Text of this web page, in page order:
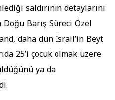
saldırının detaylarını
Barış Süreci Özel
daha dün İsrail’in Beyt
25’i çocuk olmak üzere
ya da